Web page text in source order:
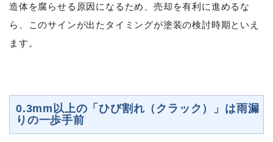
造体を腐らせる原因になるため、売却を有利に進めるな
ら、このサインが出たタイミングが塗装の検討時期といえ
ます。
0.3mm以上の「ひび割れ（クラック）」は雨漏
りの一歩手前